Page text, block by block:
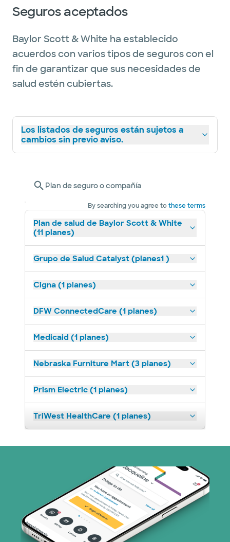
Seguros aceptados
Baylor Scott & White ha establecido
acuerdos con varios tipos de seguros con el
fin de garantizar que sus necesidades de
salud estén cubiertas.
Los listados de seguros están sujetos a
cambios sin previo aviso.
Plan de seguro o compañía
By searching you agree tothese terms
Plan de salud de Baylor Scott & White
(11 planes)
Grupo de Salud Catalyst (planes1 )
Cigna (1 planes)
DFW ConnectedCare (1 planes)
Medicaid (1 planes)
Nebraska Furniture Mart (3 planes)
Prism Electric (1 planes)
TriWest HealthCare (1 planes)